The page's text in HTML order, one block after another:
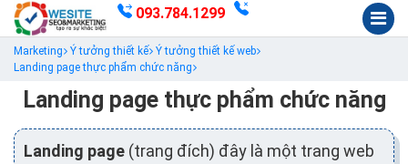
093.784.1299
Marketing Ý tưởng thiết kế Ý tưởng thiết kế web
Landing page thực phẩm chức năng
Landing page thực phẩm chức năng
Landing page (trang đích) đây là một trang web